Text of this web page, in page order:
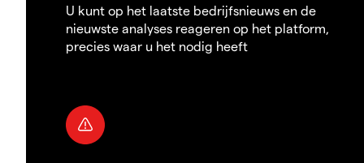
U kunt op het laatste bedrijfsnieuws en de
nieuwste analyses reageren op het platform,
precies waar u het nodig heeft